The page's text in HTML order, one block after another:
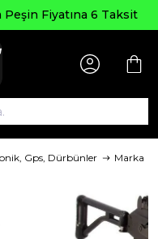
6 Taksit
Gps, Dürbünler Marka